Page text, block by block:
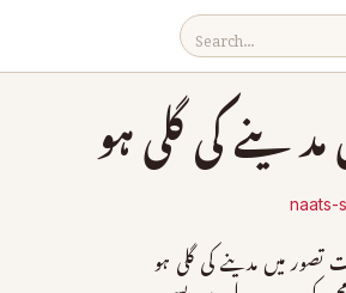
کی گلی ہو
naats-
تصور میں مدینے کی گلی ہو